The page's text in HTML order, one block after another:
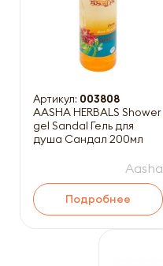
Артикул: 003808
AASHA HERBALS Shower
gel Sandal Гель для
душа Сандал 200мл
Aasha
Подробнее